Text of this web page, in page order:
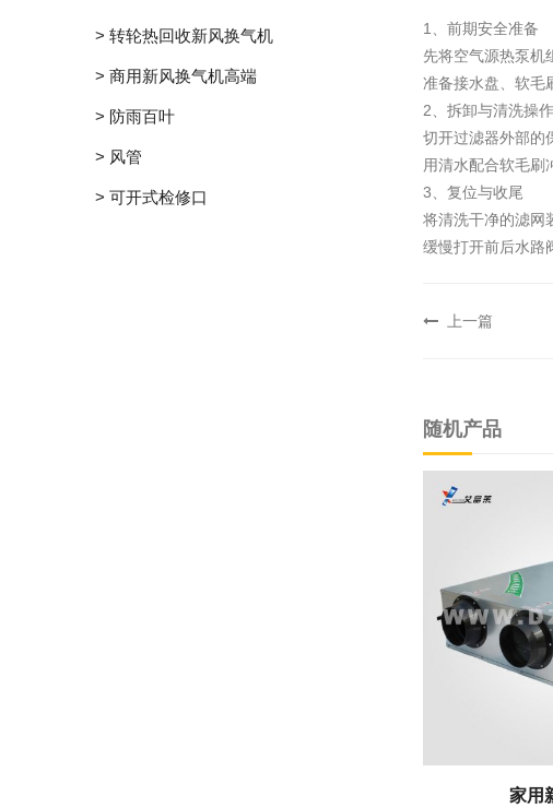
1、前期安全准备
先将空气源热泵机
准备接水盘、软毛
2、拆卸与清洗操作
切开过滤器外部的
用清水配合软毛刷
3、复位与收尾
将清洗干净的滤网
缓慢打开前后水路
上一篇
随机产品
家用
> 转轮热回收新风换气机
> 商用新风换气机高端
> 防雨百叶
> 风管
> 可开式检修口